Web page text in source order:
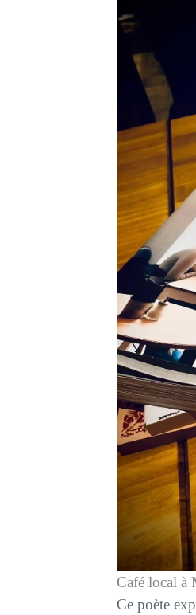
Café local à
Ce poète